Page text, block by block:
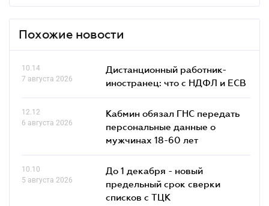
Похожие новости
10.14
7 августа 2026
Дистанционный работник-
иностранец: что с НДФЛ и ЕСВ
12.12
6 августа 2026
Кабмин обязал ГНС передать
персональные данные о
мужчинах 18-60 лет
10.10
5 августа 2026
До 1 декабря - новый
предельный срок сверки
списков c ТЦК